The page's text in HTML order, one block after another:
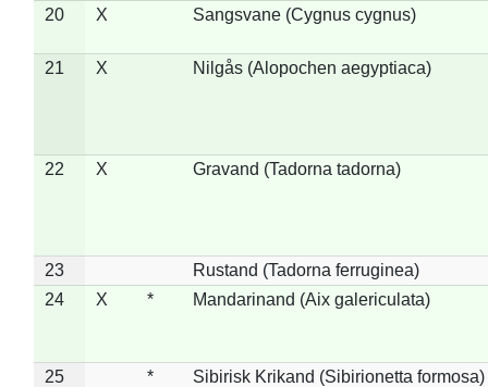
20 X Sangsvane (Cygnus cygnus)
21 X Nilgås (Alopochen aegyptiaca)
22 X Gravand (Tadorna tadorna)
23
Rustand (Tadorna ferruginea)
24
X * Mandarinand (Aix galericulata)
25 *
Sibirisk Krikand (Sibirionetta formosa)